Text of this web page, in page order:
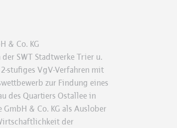
& Co. KG
SWT Stadtwerke Trier u.
stufiges VgV-Verfahren mit
zur Findung eines
des Quartiers Ostallee in
& Co. KG als Auslober
der